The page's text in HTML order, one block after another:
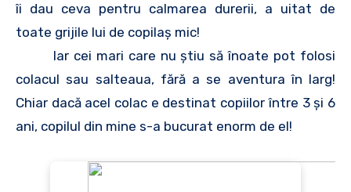
îi dau ceva pentru calmarea durerii, a uitat de
toate grijile lui de copilaş mic!
Iar cei mari care nu ştiu să înoate pot folosi
colacul sau salteaua, fără a se aventura în larg!
Chiar dacă acel colac e destinat copiilor între 3 şi 6
ani, copilul din mine s-a bucurat enorm de el!